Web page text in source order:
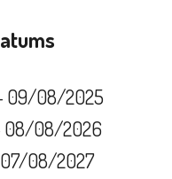
09/08/2025
08/08/2026
07/08/2027